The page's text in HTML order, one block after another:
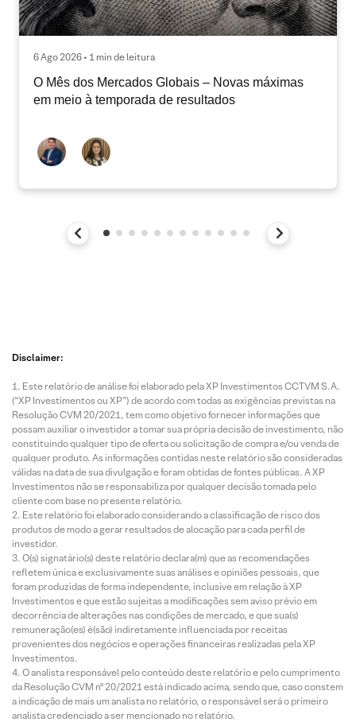
6 Ago 2026 • 1 min de leitura
O Mês dos Mercados Globais – Novas máximas
em meio à temporada de resultados
Disclaimer:
Este relatório de análise foi elaborado pela XP Investimentos CCTVM S.A.
(“XP Investimentos ou XP”) de acordo com todas as exigências previstas na
Resolução CVM 20/2021, tem como objetivo fornecer informações que
possam auxiliar o investidor a tomar sua própria decisão de investimento, não
constituindo qualquer tipo de oferta ou solicitação de compra e/ou venda de
qualquer produto. As informações contidas neste relatório são consideradas
válidas na data de sua divulgação e foram obtidas de fontes públicas. A XP
Investimentos não se responsabiliza por qualquer decisão tomada pelo
cliente com base no presente relatório.
Este relatório foi elaborado considerando a classificação de risco dos
produtos de modo a gerar resultados de alocação para cada perfil de
investidor.
O(s) signatário(s) deste relatório declara(m) que as recomendações
refletem única e exclusivamente suas análises e opiniões pessoais, que
foram produzidas de forma independente, inclusive em relação à XP
Investimentos e que estão sujeitas a modificações sem aviso prévio em
decorrência de alterações nas condições de mercado, e que sua(s)
remuneração(es) é(são) indiretamente influenciada por receitas
provenientes dos negócios e operações financeiras realizadas pela XP
Investimentos.
O analista responsável pelo conteúdo deste relatório e pelo cumprimento
da Resolução CVM nº 20/2021 está indicado acima, sendo que, caso constem
a indicação de mais um analista no relatório, o responsável será o primeiro
analista credenciado a ser mencionado no relatório.